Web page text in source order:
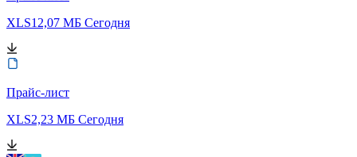
XLS12,07 МБ Сегодня
Прайс-лист
XLS2,23 МБ Сегодня